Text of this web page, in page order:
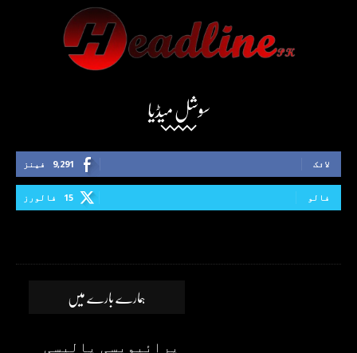
سوشل میڈیا
9,291 فینز لائک
15 فالورز فالو
ہمارے بارے میں
پرائیویسی پالیسی